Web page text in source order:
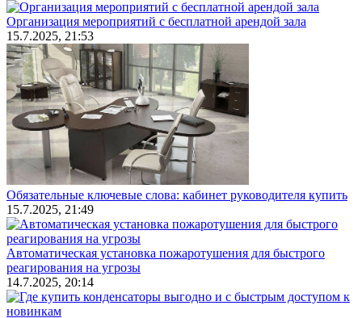
Организация мероприятий с бесплатной арендой зала
15.7.2025, 21:53
Обязательные ключевые слова: кабинет руководителя купить
15.7.2025, 21:49
Автоматическая установка пожаротушения для быстрого
реагирования на угрозы
14.7.2025, 20:14